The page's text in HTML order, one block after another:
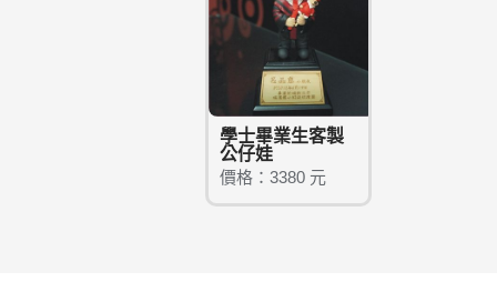
學士畢業生客製
公仔娃
價格：3380 元